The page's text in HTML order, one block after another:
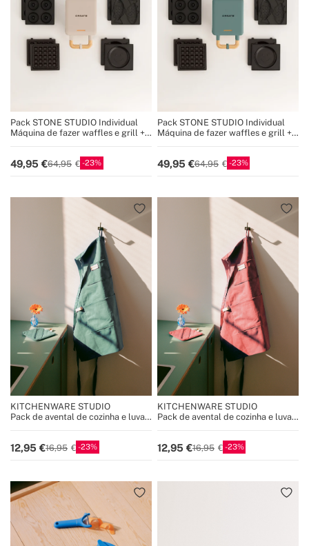
Pack STONE STUDIO Individual
Máquina de fazer waffles e grill +
49,95 64,95 23
Pack STONE STUDIO Individual
Máquina de fazer waffles e grill +
49,95 64,95 23
KITCHENWARE STUDIO
Pack de avental de cozinha e luva
12,95 16,95 23
KITCHENWARE STUDIO
Pack de avental de cozinha e luva
12,95 16,95 23